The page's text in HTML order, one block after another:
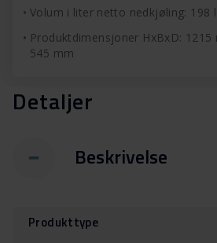
Volum i liter netto nedkjøling: 198 l
Produktdimensjoner HxBxD:
545 mm
Detaljer
Beskrivelse
Produkttype